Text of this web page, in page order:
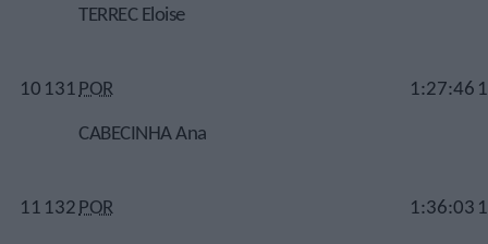
TERREC Eloise
10 131POR
CABECINHA Ana
1:27:46
11 132POR
1:36:03